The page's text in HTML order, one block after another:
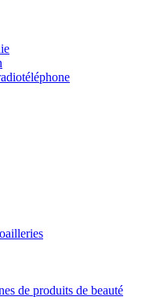
de produits de beauté